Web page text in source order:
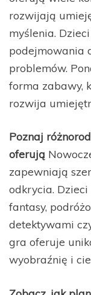
rozwijają
myślenia.
podejmowania
problemów.
forma zabawy,
rozwija
Poznaj
oferują
zapewniają
odkrycia.
fantasy,
detektywami
gra oferuje
wyobraźnię i